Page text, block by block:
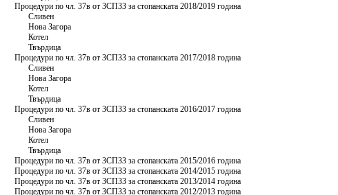
Процедури по чл. 37в от ЗСПЗЗ за стопанската 2018/2019 година
Сливен
Нова Загора
Котел
Твърдица
Процедури по чл. 37в от ЗСПЗЗ за стопанската 2017/2018 година
Сливен
Нова Загора
Котел
Твърдица
Процедури по чл. 37в от ЗСПЗЗ за стопанската 2016/2017 година
Сливен
Нова Загора
Котел
Твърдица
Процедури по чл. 37в от ЗСПЗЗ за стопанската 2015/2016 година
Процедури по чл. 37в от ЗСПЗЗ за стопанската 2014/2015 година
Процедури по чл. 37в от ЗСПЗЗ за стопанската 2013/2014 година
Процедури по чл. 37в от ЗСПЗЗ за стопанската 2012/2013 година